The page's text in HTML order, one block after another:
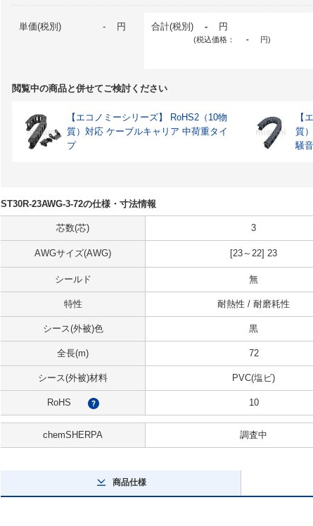
単価(税別) - 円 合計(税別) - 円
(税込価格： - 円)
閲覧中の商品と併せてご検討ください
【エコノミーシリーズ】 RoHS2（10物
質）対応 ケーブルキャリア 中荷重タイ
プ
【
質
騒
ST30R-23AWG-3-72の仕様・寸法情報
芯数(芯) 3
AWGサイズ(AWG) [23～22] 23
シールド 無
特性 耐熱性 / 耐磨耗性
シース(外被)色 黒
全長(m) 72
シース(外被)材料 PVC(塩ビ)
RoHS ? 10
chemSHERPA 調査中
商品仕様